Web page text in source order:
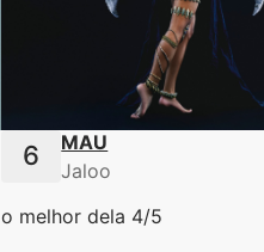
MAU
Jaloo
o melhor dela 4/5